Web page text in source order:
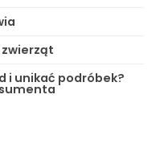
i unikać podróbek?